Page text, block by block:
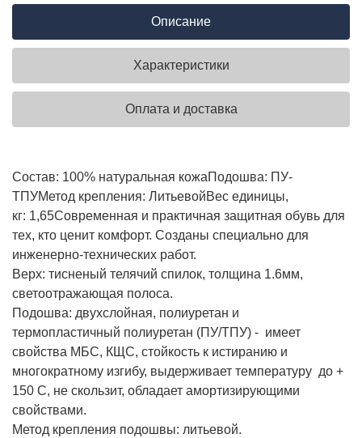
Описание
Характеристики
Оплата и доставка
Состав: 100% натуральная кожаПодошва: ПУ-
ТПУМетод крепления: ЛитьевойВес единицы,
кг: 1,65Современная и практичная защитная обувь для
тех, кто ценит комфорт. Созданы специально для
инженерно-технических работ.
Верх: тисненый телячий спилок, толщина 1.6мм,
светоотражающая полоса.
Подошва: двухслойная, полиуретан и
термопластичный полиуретан (ПУ/ТПУ) - имеет
свойства МБС, КЩС, стойкость к истиранию и
многократному изгибу, выдерживает температуру до +
150 С, не скользит, обладает амортизирующими
свойствами.
Метод крепления подошвы: литьевой.